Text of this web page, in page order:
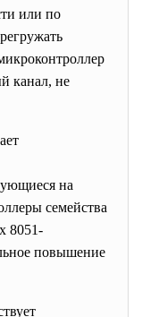
или по
канал, не
на
семейства
8051-
повышение